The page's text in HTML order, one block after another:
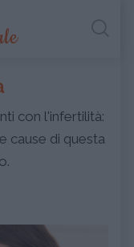
con l'infertilità:
cause di questa